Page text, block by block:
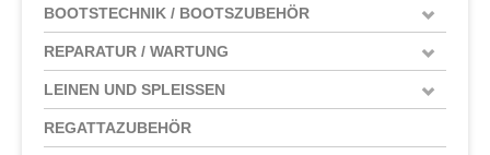
BOOTSTECHNIK / BOOTSZUBEHÖR
REPARATUR / WARTUNG
LEINEN UND SPLEISSEN
REGATTAZUBEHÖR